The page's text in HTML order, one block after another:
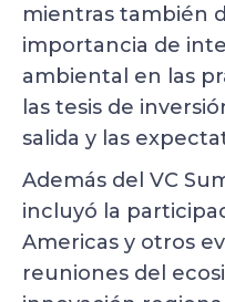
mientras también
importancia de
ambiental en las
las tesis de
salida y las
Además del VC
incluyó la
Americas y otros
reuniones del